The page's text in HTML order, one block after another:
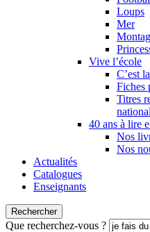
Loups
Mer
Vive l’école
C’est
Fiches
Titres
40 ans à lire
Nos
Nos
Actualités
Catalogues
Enseignants
Rechercher
Que recherchez-vous ?